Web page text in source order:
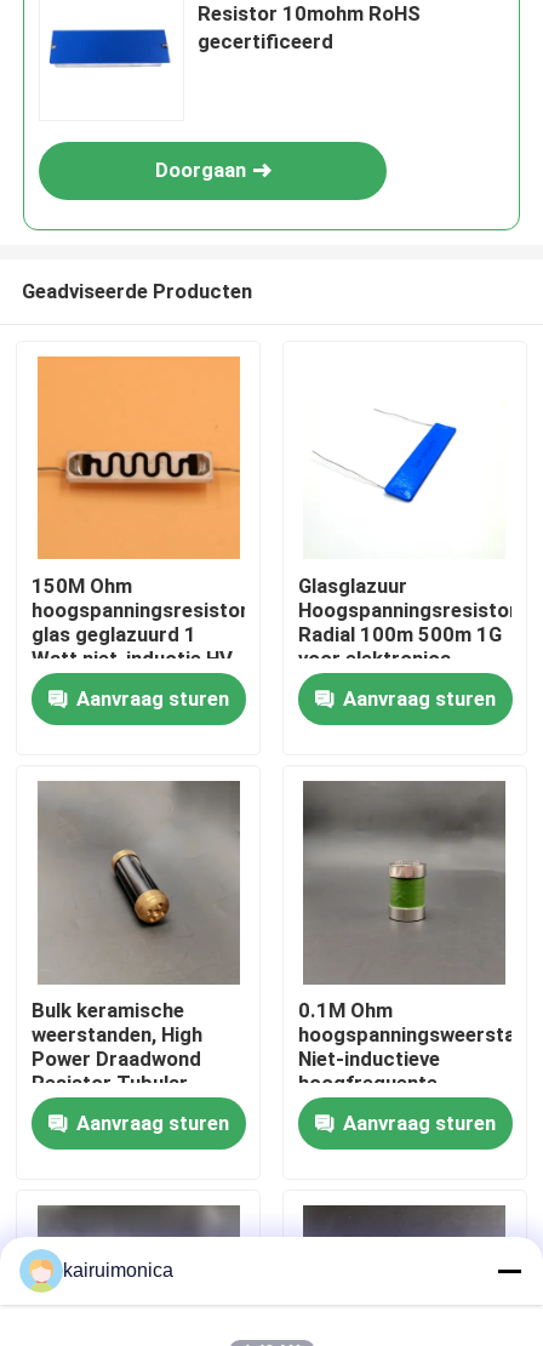
Thuis
Producten
VR toon
Fabrieksreis
Kwaliteitscontrole
Nieuws
Resistor 10mohm RoHS
gecertificeerd
Doorgaan
Geadviseerde Producten
150M Ohm
hoogspanningsresistor
glas geglazuurd 1
Watt niet-inductie HV
Spanningsdivider
Aanvraag sturen
Glasglazuur
Hoogspanningsresistor
Radial 100m 500m 1G
voor elektronica
Aanvraag sturen
Bulk keramische
weerstanden, High
Power Draadwond
Resistor Tubular
Aanvraag sturen
0.1M Ohm
hoogspanningsweerstand
Niet-inductieve
hoogfrequente
Aanvraag sturen
kairuimonica